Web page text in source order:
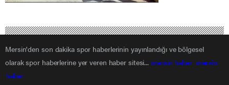
Mersin'den son dakika spor haberlerinin yayınlandığı ve bölgesel
olarak spor haberlerine yer veren haber sitesi... mersin haber mersin
haber